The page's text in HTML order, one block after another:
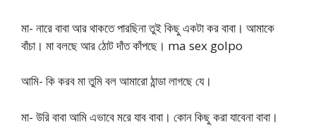
মা- নারে বাবা আর থাকতে পারছিনা তুই কিছু একটা কর বাবা। আমাকে
বাঁচা। মা বলছে আর ঠোট দাঁত কাঁপছে। ma sex golpo
আমি- কি করব মা তুমি বল আমারো ঠান্ডা লাগছে যে।
মা- উরি বাবা আমি এভাবে মরে যাব বাবা। কোন কিছু করা যাবেনা বাবা।